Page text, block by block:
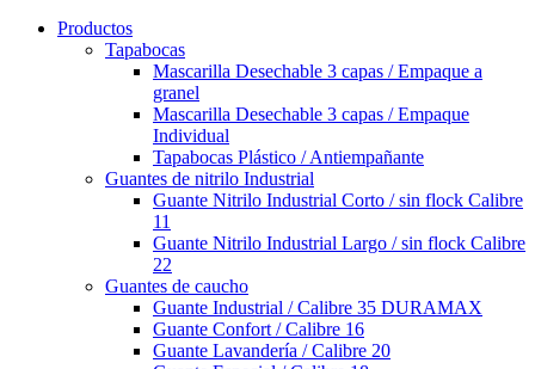
Productos
Tapabocas
Mascarilla Desechable 3 capas / Empaque a
granel
Mascarilla Desechable 3 capas / Empaque
Individual
Tapabocas Plástico / Antiempañante
Guantes de nitrilo Industrial
Guante Nitrilo Industrial Corto / sin flock Calibre
11
Guante Nitrilo Industrial Largo / sin flock Calibre
22
Guantes de caucho
Guante Industrial / Calibre 35 DURAMAX
Guante Confort / Calibre 16
Guante Lavandería / Calibre 20